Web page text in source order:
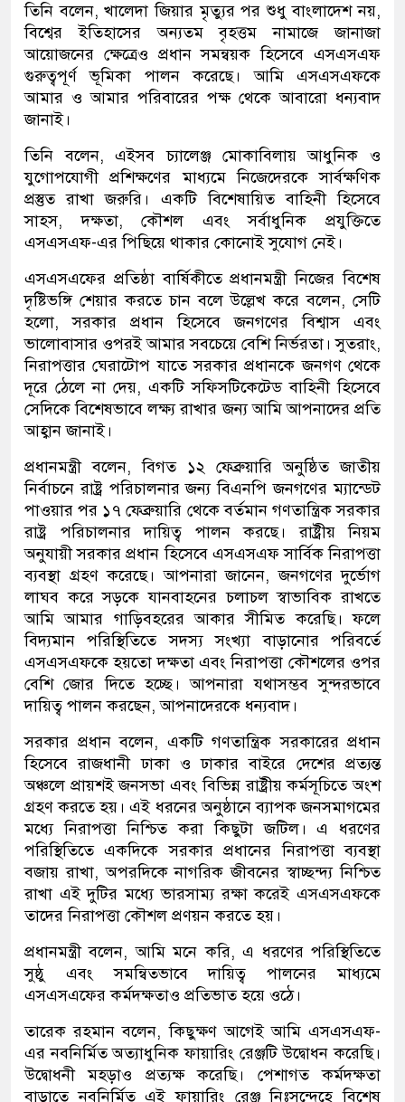
তিনি বলেন, খালেদা জিয়ার মৃত্যুর পর শুধু বাংলাদেশ নয়,
বিশ্বের ইতিহাসের অন্যতম বৃহত্তম নামাজে জানাজা
আয়োজনের ক্ষেত্রেও প্রধান সমন্বয়ক হিসেবে এসএসএফ
গুরুত্বপূর্ণ ভূমিকা পালন করেছে। আমি এসএসএফকে
আমার ও আমার পরিবারের পক্ষ থেকে আবারো ধন্যবাদ
জানাই।
তিনি বলেন, এইসব চ্যালেঞ্জ মোকাবিলায় আধুনিক ও
যুগোপযোগী প্রশিক্ষণের মাধ্যমে নিজেদেরকে সার্বক্ষণিক
প্রস্তুত রাখা জরুরি। একটি বিশেষায়িত বাহিনী হিসেবে
সাহস, দক্ষতা, কৌশল এবং সর্বাধুনিক প্রযুক্তিতে
এসএসএফ-এর পিছিয়ে থাকার কোনোই সুযোগ নেই।
এসএসএফের প্রতিষ্ঠা বার্ষিকীতে প্রধানমন্ত্রী নিজের বিশেষ
দৃষ্টিভঙ্গি শেয়ার করতে চান বলে উল্লেখ করে বলেন, সেটি
হলো, সরকার প্রধান হিসেবে জনগণের বিশ্বাস এবং
ভালোবাসার ওপরই আমার সবচেয়ে বেশি নির্ভরতা। সুতরাং,
নিরাপত্তার ঘেরাটোপ যাতে সরকার প্রধানকে জনগণ থেকে
দূরে ঠেলে না দেয়, একটি সফিসটিকেটেড বাহিনী হিসেবে
সেদিকে বিশেষভাবে লক্ষ্য রাখার জন্য আমি আপনাদের প্রতি
আহ্বান জানাই।
প্রধানমন্ত্রী বলেন, বিগত ১২ ফেব্রুয়ারি অনুষ্ঠিত জাতীয়
নির্বাচনে রাষ্ট্র পরিচালনার জন্য বিএনপি জনগণের ম্যান্ডেট
পাওয়ার পর ১৭ ফেব্রুয়ারি থেকে বর্তমান গণতান্ত্রিক সরকার
রাষ্ট্র পরিচালনার দায়িত্ব পালন করছে। রাষ্ট্রীয় নিয়ম
অনুযায়ী সরকার প্রধান হিসেবে এসএসএফ সার্বিক নিরাপত্তা
ব্যবস্থা গ্রহণ করেছে। আপনারা জানেন, জনগণের দুর্ভোগ
লাঘব করে সড়কে যানবাহনের চলাচল স্বাভাবিক রাখতে
আমি আমার গাড়িবহরের আকার সীমিত করেছি। ফলে
বিদ্যমান পরিস্থিতিতে সদস্য সংখ্যা বাড়ানোর পরিবর্তে
এসএসএফকে হয়তো দক্ষতা এবং নিরাপত্তা কৌশলের ওপর
বেশি জোর দিতে হচ্ছে। আপনারা যথাসম্ভব সুন্দরভাবে
দায়িত্ব পালন করছেন, আপনাদেরকে ধন্যবাদ।
সরকার প্রধান বলেন, একটি গণতান্ত্রিক সরকারের প্রধান
হিসেবে রাজধানী ঢাকা ও ঢাকার বাইরে দেশের প্রত্যন্ত
অঞ্চলে প্রায়শই জনসভা এবং বিভিন্ন রাষ্ট্রীয় কর্মসূচিতে অংশ
গ্রহণ করতে হয়। এই ধরনের অনুষ্ঠানে ব্যাপক জনসমাগমের
মধ্যে নিরাপত্তা নিশ্চিত করা কিছুটা জটিল। এ ধরণের
পরিস্থিতিতে একদিকে সরকার প্রধানের নিরাপত্তা ব্যবস্থা
বজায় রাখা, অপরদিকে নাগরিক জীবনের স্বাচ্ছন্দ্য নিশ্চিত
রাখা এই দুটির মধ্যে ভারসাম্য রক্ষা করেই এসএসএফকে
তাদের নিরাপত্তা কৌশল প্রণয়ন করতে হয়।
প্রধানমন্ত্রী বলেন, আমি মনে করি, এ ধরণের পরিস্থিতিতে
সুষ্ঠু এবং সমন্বিতভাবে দায়িত্ব পালনের মাধ্যমে
এসএসএফের কর্মদক্ষতাও প্রতিভাত হয়ে ওঠে।
তারেক রহমান বলেন, কিছুক্ষণ আগেই আমি এসএসএফ-
এর নবনির্মিত অত্যাধুনিক ফায়ারিং রেঞ্জটি উদ্বোধন করেছি।
উদ্বোধনী মহড়াও প্রত্যক্ষ করেছি। পেশাগত কর্মদক্ষতা
বাড়াতে নবনির্মিত এই ফায়ারিং রেঞ্জ নিঃসন্দেহে বিশেষ